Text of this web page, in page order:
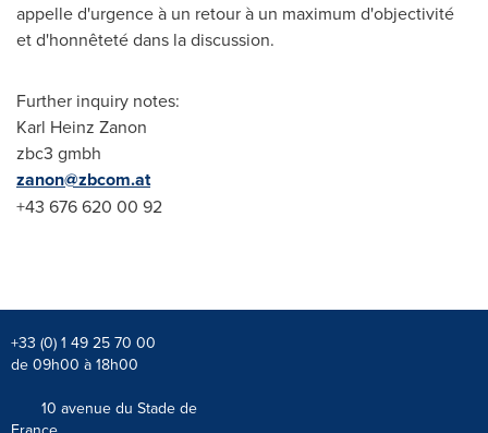
appelle d'urgence à un retour à un maximum d'objectivité
et d'honnêteté dans la discussion.
Further inquiry notes:
Karl Heinz Zanon
zbc3 gmbh
zanon@zbcom.at
+43 676 620 00 92
+33 (0) 1 49 25 70 00
de 09h00 à 18h00
10 avenue du Stade de